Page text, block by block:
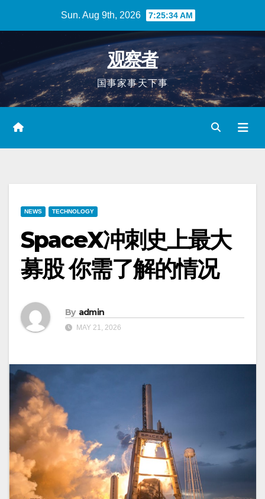
Sun. Aug 9th, 2026 7:25:35 AM
观察者
国事家事天下事
NEWS TECHNOLOGY
SpaceX冲刺史上最大
募股 你需了解的情况
By admin
MAY 21, 2026